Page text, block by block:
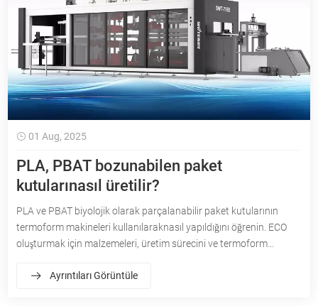
01 Aug, 2025
PLA, PBAT bozunabilen paket
kutularınasıl üretilir?
PLA ve PBAT biyolojik olarak parçalanabilir paket kutularının
termoform makineleri kullanılaraknasıl yapıldığını öğrenin. ECO
oluşturmak için malzemeleri, üretim sürecini ve termoform
sürdürülebilir ambalaj çözümleri.
Ayrıntıları Görüntüle